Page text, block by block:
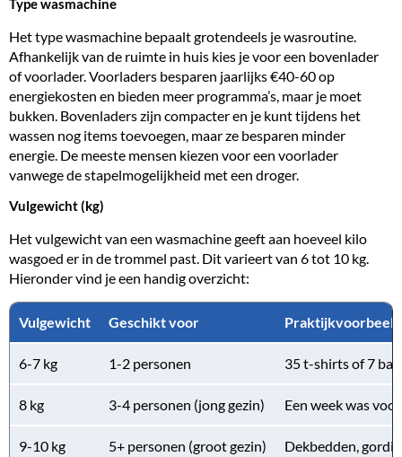
Type wasmachine
Het type wasmachine bepaalt grotendeels je wasroutine.
Afhankelijk van de ruimte in huis kies je voor een bovenlader
of voorlader. Voorladers besparen jaarlijks €40-60 op
energiekosten en bieden meer programma’s, maar je moet
bukken. Bovenladers zijn compacter en je kunt tijdens het
wassen nog items toevoegen, maar ze besparen minder
energie. De meeste mensen kiezen voor een voorlader
vanwege de stapelmogelijkheid met een droger.
Vulgewicht (kg)
Het vulgewicht van een wasmachine geeft aan hoeveel kilo
wasgoed er in de trommel past. Dit varieert van 6 tot 10 kg.
Hieronder vind je een handig overzicht:
Vulgewicht Geschikt voor Praktijkvoorbeeld
6-7 kg 1-2 personen 35 t-shirts of 7
8 kg 3-4 personen (jong gezin) Een week was
9-10 kg 5+ personen (groot gezin) Dekbedden,